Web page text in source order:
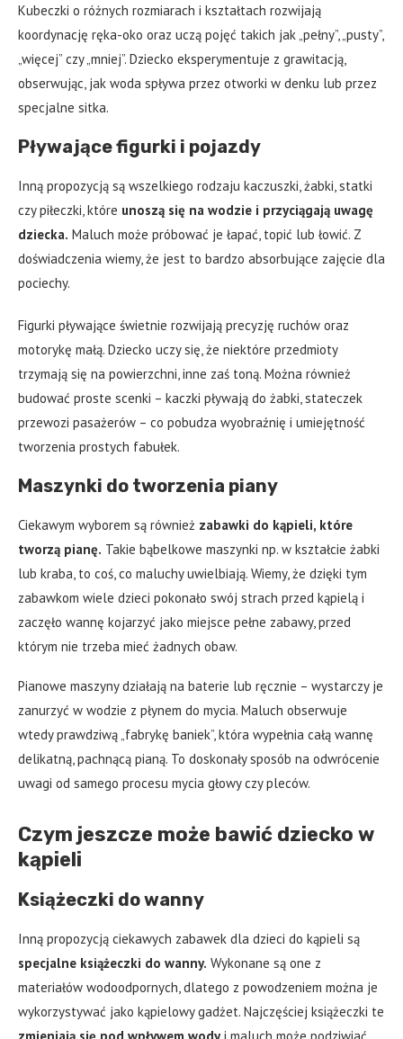
Kubeczki o różnych rozmiarach i kształtach rozwijają
koordynację ręka-oko oraz uczą pojęć takich jak „pełny”, „pusty”,
„więcej” czy „mniej”. Dziecko eksperymentuje z grawitacją,
obserwując, jak woda spływa przez otworki w denku lub przez
specjalne sitka.
Pływające figurki i pojazdy
Inną propozycją są wszelkiego rodzaju kaczuszki, żabki, statki
czy piłeczki, które unoszą się na wodzie i przyciągają uwagę
dziecka. Maluch może próbować je łapać, topić lub łowić. Z
doświadczenia wiemy, że jest to bardzo absorbujące zajęcie dla
pociechy.
Figurki pływające świetnie rozwijają precyzję ruchów oraz
motorykę małą. Dziecko uczy się, że niektóre przedmioty
trzymają się na powierzchni, inne zaś toną. Można również
budować proste scenki – kaczki pływają do żabki, stateczek
przewozi pasażerów – co pobudza wyobraźnię i umiejętność
tworzenia prostych fabułek.
Maszynki do tworzenia piany
Ciekawym wyborem są również zabawki do kąpieli, które
tworzą pianę. Takie bąbelkowe maszynki np. w kształcie żabki
lub kraba, to coś, co maluchy uwielbiają. Wiemy, że dzięki tym
zabawkom wiele dzieci pokonało swój strach przed kąpielą i
zaczęło wannę kojarzyć jako miejsce pełne zabawy, przed
którym nie trzeba mieć żadnych obaw.
Pianowe maszyny działają na baterie lub ręcznie – wystarczy je
zanurzyć w wodzie z płynem do mycia. Maluch obserwuje
wtedy prawdziwą „fabrykę baniek”, która wypełnia całą wannę
delikatną, pachnącą pianą. To doskonały sposób na odwrócenie
uwagi od samego procesu mycia głowy czy pleców.
Czym jeszcze może bawić dziecko w
kąpieli
Książeczki do wanny
Inną propozycją ciekawych zabawek dla dzieci do kąpieli są
specjalne książeczki do wanny. Wykonane są one z
materiałów wodoodpornych, dlatego z powodzeniem można je
wykorzystywać jako kąpielowy gadżet. Najczęściej książeczki te
zmieniają się pod wpływem wodyi maluch może podziwiać